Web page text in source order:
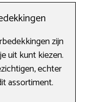
zijn
uit kunt kiezen.
echter
assortiment.